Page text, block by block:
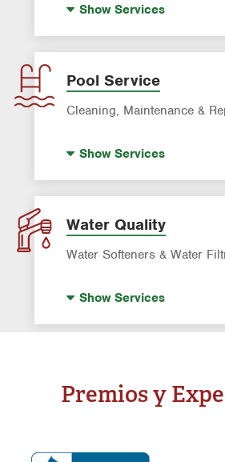
Formosan Termite Control
Garbage Disposal Repair
Leak Detection
Water Heater Repair &
ShowServices
Pool Service
Cleaning, Maintenance &
ShowServices
Water Quality
Water Softeners & Water
Systems
ShowServices
Premios y